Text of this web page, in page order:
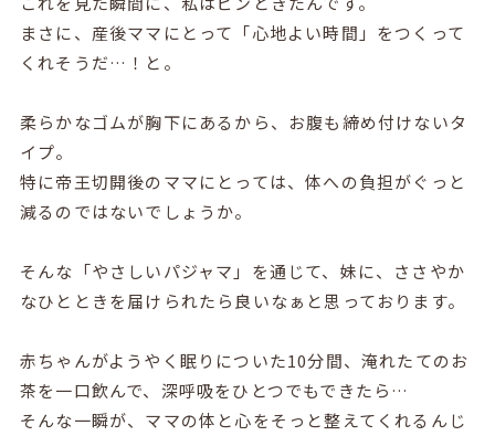
まさに、産後ママにとって「心地よい時間」をつくって
くれそうだ…！と。
柔らかなゴムが胸下にあるから、お腹も締め付けないタ
イプ。
特に帝王切開後のママにとっては、体への負担がぐっと
減るのではないでしょうか。
そんな「やさしいパジャマ」を通じて、妹に、ささやか
なひとときを届けられたら良いなぁと思っております。
赤ちゃんがようやく眠りについた10分間、淹れたてのお
茶を一口飲んで、深呼吸をひとつでもできたら…
そんな一瞬が、ママの体と心をそっと整えてくれるんじ